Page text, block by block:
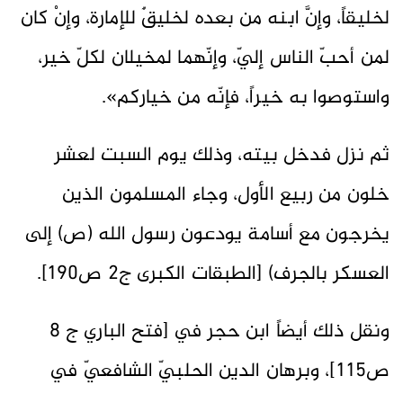
لخليقاً، وإنَّ ابنه من بعده لخليقٌ للإمارة، وإنْ كان
لمن أحبّ الناس إليّ، وإنّهما لمخيلان لكلّ خير،
واستوصوا به خيراً، فإنّه من خياركم».
ثم نزل فدخل بيته، وذلك يوم السبت لعشر
خلون من ربيع الأول، وجاء المسلمون الذين
يخرجون مع أسامة يودعون رسول الله (ص) إلى
العسكر بالجرف) [الطبقات الكبرى ج2 ص190].
ونقل ذلك أيضاً ابن حجر في [فتح الباري ج 8
ص115]، وبرهان الدين الحلبيّ الشافعيّ في